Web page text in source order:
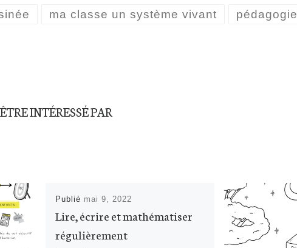
ma classe un système vivant pédagogie
INTÉRESSÉ PAR
Publié mai 9, 2022
Lire, écrire et mathématiser
régulièrement